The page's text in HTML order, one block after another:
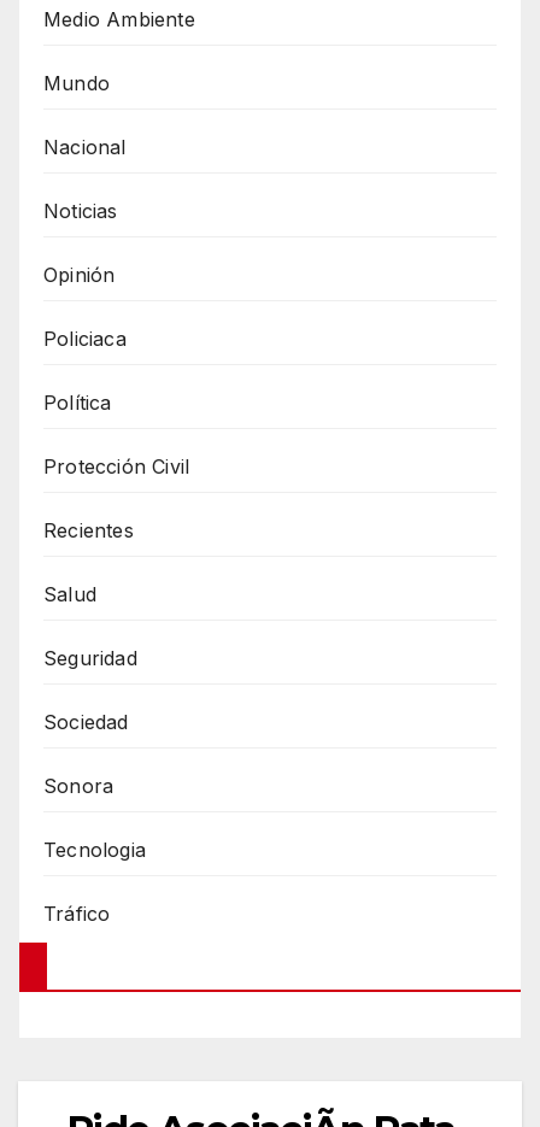
Medio Ambiente
Mundo
Nacional
Noticias
Opinión
Policiaca
Política
Protección Civil
Recientes
Salud
Seguridad
Sociedad
Sonora
Tecnologia
Tráfico